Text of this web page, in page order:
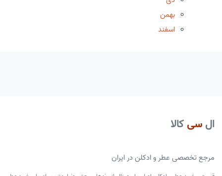
بهمن
اسفند
ال سی کالا
مرجع تخصصی عطر و ادکلن در ایران